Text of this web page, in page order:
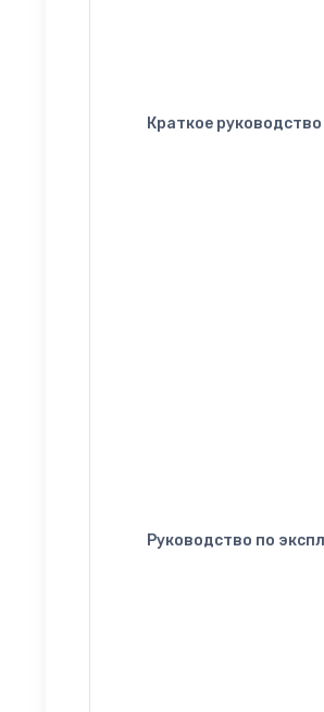
Краткое руководство
Руководство по